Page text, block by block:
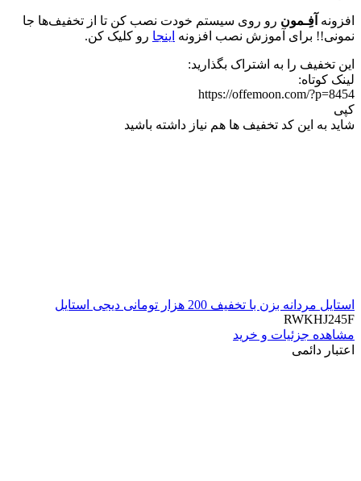
افزونه آفِـمون رو روی سیستم خودت نصب کن تا از تخفیف‌ها جا
نمونی!! برای آموزش نصب افزونه اینجا رو کلیک کن.
این تخفیف را به اشتراک بگذارید:
لینک کوتاه:
https://offemoon.com/?p=8454
کپی
شاید به این کد تخفیف ها هم نیاز داشته باشید
استایل مردانه بزن با تخفیف 200 هزار تومانی دیجی استایل
RWKHJ245F
مشاهده جزئیات و خرید
اعتبار دائمی